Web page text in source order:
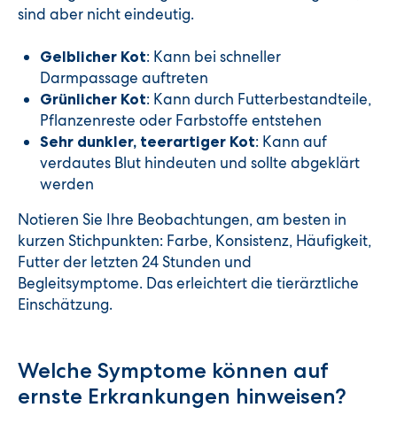
sind aber nicht eindeutig.
Gelblicher Kot: Kann bei schneller
Darmpassage auftreten
Grünlicher Kot: Kann durch Futterbestandteile,
Pflanzenreste oder Farbstoffe entstehen
Sehr dunkler, teerartiger Kot: Kann auf
verdautes Blut hindeuten und sollte abgeklärt
werden
Notieren Sie Ihre Beobachtungen, am besten in
kurzen Stichpunkten: Farbe, Konsistenz, Häufigkeit,
Futter der letzten 24 Stunden und
Begleitsymptome. Das erleichtert die tierärztliche
Einschätzung.
Welche Symptome können auf
ernste Erkrankungen hinweisen?